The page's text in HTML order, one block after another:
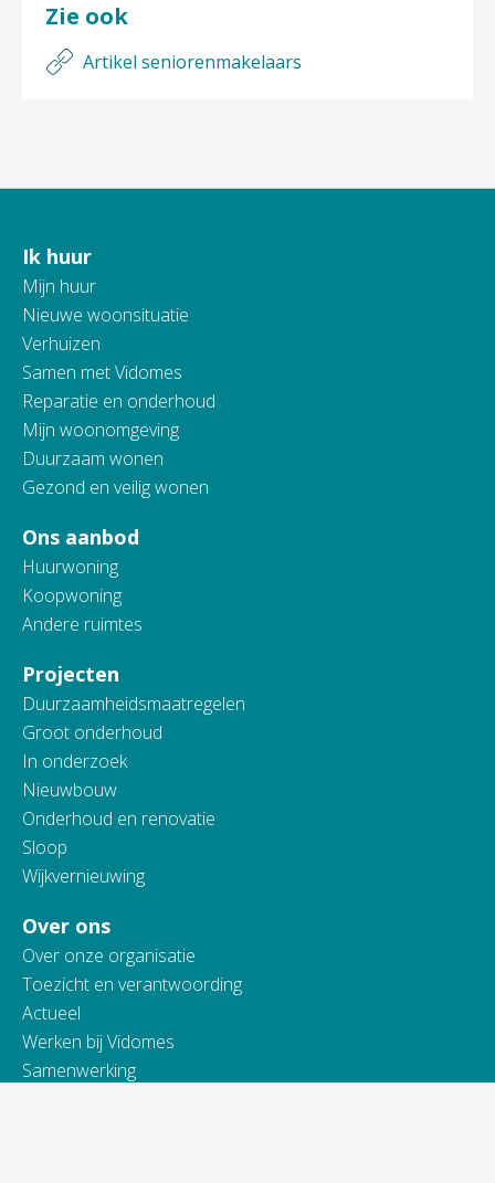
Zie ook
Artikel seniorenmakelaars
Contactinformatie
Ik huur
Mijn huur
Nieuwe woonsituatie
Verhuizen
Samen met Vidomes
Reparatie en onderhoud
Mijn woonomgeving
Duurzaam wonen
Gezond en veilig wonen
Ons aanbod
Huurwoning
Koopwoning
Andere ruimtes
Projecten
Duurzaamheidsmaatregelen
Groot onderhoud
In onderzoek
Nieuwbouw
Onderhoud en renovatie
Sloop
Wijkvernieuwing
Over ons
Over onze organisatie
Toezicht en verantwoording
Actueel
Werken bij Vidomes
Samenwerking